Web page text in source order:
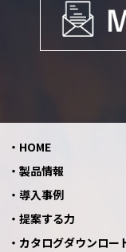
HOME
製品情報
導入事例
提案する力
カタログダウンロー